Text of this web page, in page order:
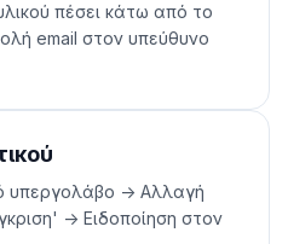
πέσει κάτω από το
email στον υπεύθυνο
υπεργολάβο -> Αλλαγή
-> Ειδοποίηση στον